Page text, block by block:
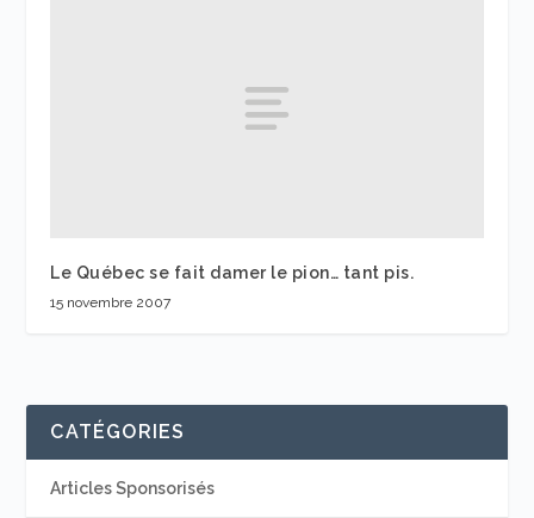
Le Québec se fait damer le pion… tant pis.
15 novembre 2007
CATÉGORIES
Articles Sponsorisés